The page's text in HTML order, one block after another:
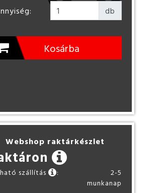
db
Kosárba
Webshop raktárkészlet
szállítás :
2-5
munkanap